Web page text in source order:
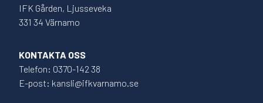
IFK Gården, Ljusseveka
331 34 Värnamo
KONTAKTA OSS
Telefon: 0370-142 38
E-post: kansli@ifkvarnamo.se